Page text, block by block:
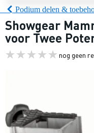
Podium delen &
Showgear
voor Twee
nog geen